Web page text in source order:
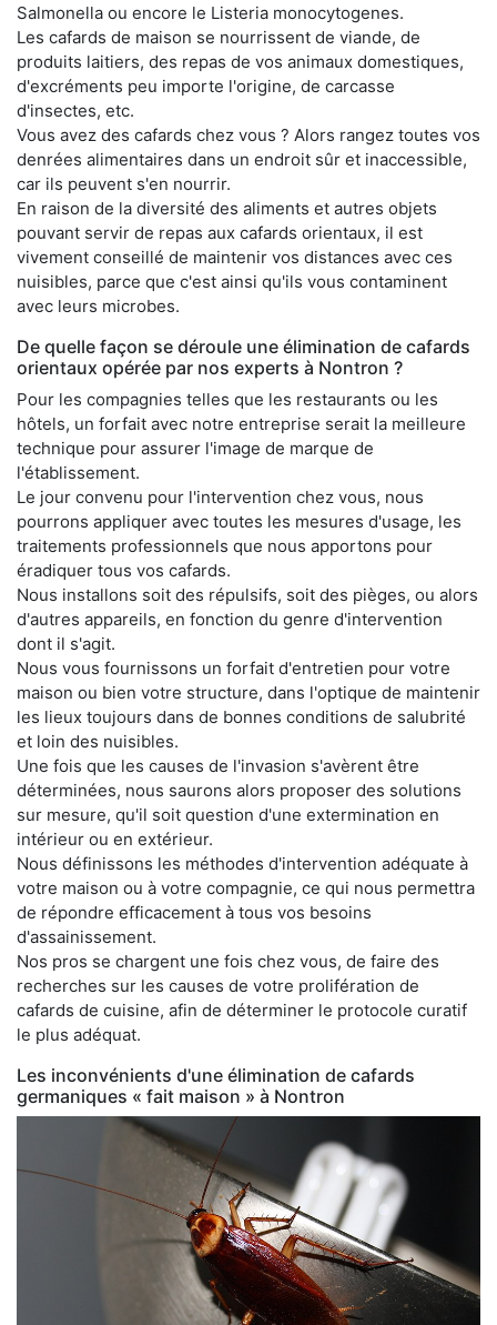
Salmonella ou encore le Listeria monocytogenes.
Les cafards de maison se nourrissent de viande, de
produits laitiers, des repas de vos animaux domestiques,
d'excréments peu importe l'origine, de carcasse
d'insectes, etc.
Vous avez des cafards chez vous ? Alors rangez toutes vos
denrées alimentaires dans un endroit sûr et inaccessible,
car ils peuvent s'en nourrir.
En raison de la diversité des aliments et autres objets
pouvant servir de repas aux cafards orientaux, il est
vivement conseillé de maintenir vos distances avec ces
nuisibles, parce que c'est ainsi qu'ils vous contaminent
avec leurs microbes.
De quelle façon se déroule une élimination de cafards
orientaux opérée par nos experts à Nontron ?
Pour les compagnies telles que les restaurants ou les
hôtels, un forfait avec notre entreprise serait la meilleure
technique pour assurer l'image de marque de
l'établissement.
Le jour convenu pour l'intervention chez vous, nous
pourrons appliquer avec toutes les mesures d'usage, les
traitements professionnels que nous apportons pour
éradiquer tous vos cafards.
Nous installons soit des répulsifs, soit des pièges, ou alors
d'autres appareils, en fonction du genre d'intervention
dont il s'agit.
Nous vous fournissons un forfait d'entretien pour votre
maison ou bien votre structure, dans l'optique de maintenir
les lieux toujours dans de bonnes conditions de salubrité
et loin des nuisibles.
Une fois que les causes de l'invasion s'avèrent être
déterminées, nous saurons alors proposer des solutions
sur mesure, qu'il soit question d'une extermination en
intérieur ou en extérieur.
Nous définissons les méthodes d'intervention adéquate à
votre maison ou à votre compagnie, ce qui nous permettra
de répondre efficacement à tous vos besoins
d'assainissement.
Nos pros se chargent une fois chez vous, de faire des
recherches sur les causes de votre prolifération de
cafards de cuisine, afin de déterminer le protocole curatif
le plus adéquat.
Les inconvénients d'une élimination de cafards
germaniques « fait maison » à Nontron